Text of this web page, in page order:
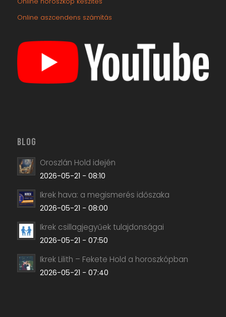
Ikrek hava: a megismerés időszaka
2026-05-21 - 08:00
Ikrek csillagjegyűek tulajdonságai
2026-05-21 - 07:50
Ikrek Lilith – Fekete Hold a horoszkópban
2026-05-21 - 07:40